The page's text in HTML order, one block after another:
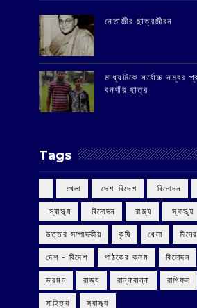
‌নেতাজীর ছাত্রজীবন
মাধ্যমিকে সর্বোচ্চ নম্বর
বনগাঁর ছাত্র
Tags
‌ খেলা ‌ দেশ-বিদেশ ‌ বিনোদন
‌ স্বাস্থ্য ‌ বিনোদন ‌ রাজ্য ‌ স্বাস্থ্য
উত্তর সম্পাদকীয় কৃষি খেলা
দেশ - বিদেশ পাঠকের কলম বিনোদন
ভ্রমন রাজ্য রান্নাবান্না রাশিফল
সাহিত্য স্বাস্থ্য